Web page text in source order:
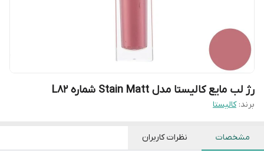
رژ لب مایع کالیستا مدل Stain Matt شماره L82
برند: کالیستا
مشخصات نظرات کاربران